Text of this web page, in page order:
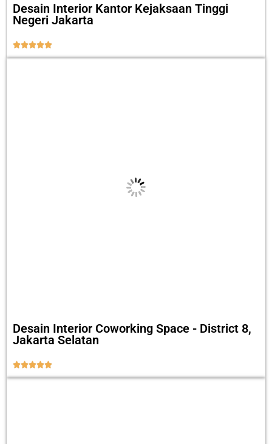
Desain Interior Kantor Kejaksaan Tinggi
Negeri Jakarta

Desain Interior Coworking Space - District 8,
Jakarta Selatan
